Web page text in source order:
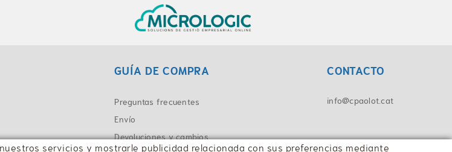
GUÍA DE COMPRA
Preguntas frecuentes
Envío
Devoluciones y cambios
CONTACTO
info@cpaolot.cat
servicios y mostrarle publicidad relacionada con sus preferencias mediante